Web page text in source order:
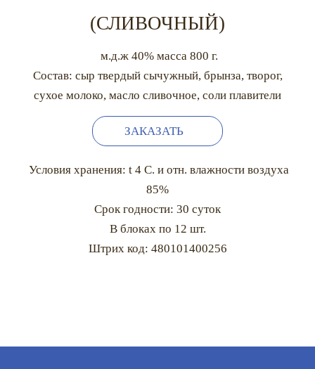
(СЛИВОЧНЫЙ)
м.д.ж 40% масса 800 г.
Состав: сыр твердый сычужный, брынза, творог,
сухое молоко, масло сливочное, соли плавители
ЗАКАЗАТЬ
Условия хранения: t 4 С. и отн. влажности воздуха
85%
Срок годности: 30 суток
В блоках по 12 шт.
Штрих код: 480101400256